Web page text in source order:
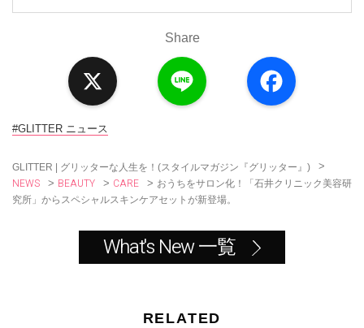
Share
a
c
#GLITTER ニュース
GLITTER | グリッターな人生を！(スタイルマガジン『グリッター』) >
NEWS > BEAUTY > CARE > おうちをサロン化！「石井クリニック美容研
究所」からスペシャルスキンケアセットが新登場。
What's New 一覧
RELATED